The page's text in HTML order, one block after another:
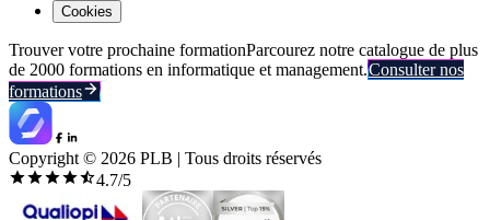
Cookies
Trouver votre prochaine formationParcourez notre catalogue de plus
de 2000 formations en informatique et management.Consulter nos
formations
Copyright © 2026 PLB | Tous droits réservés
4.7/5